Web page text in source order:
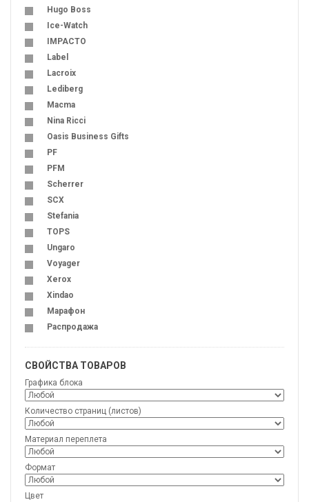
Hugo Boss
Ice-Watch
IMPACTO
Label
Lacroix
Lediberg
Macma
Nina Ricci
Oasis Business Gifts
PF
PFM
Scherrer
SCX
Stefania
TOPS
Ungaro
Voyager
Xerox
Xindao
Марафон
Распродажа
СВОЙСТВА ТОВАРОВ
Графика блока
Количество страниц (листов)
Материал переплета
Формат
Цвет